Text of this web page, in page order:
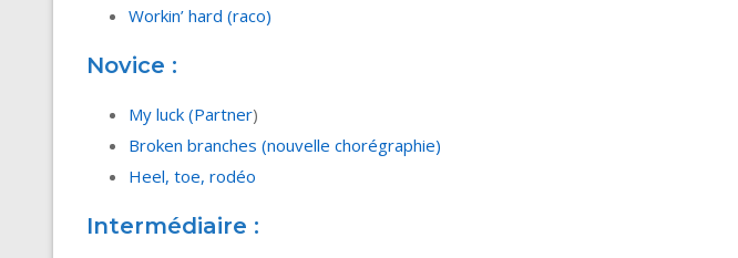
Workin’ hard (raco)
Novice :
My luck (Partner)
Broken branches (nouvelle chorégraphie)
Heel, toe, rodéo
Intermédiaire :